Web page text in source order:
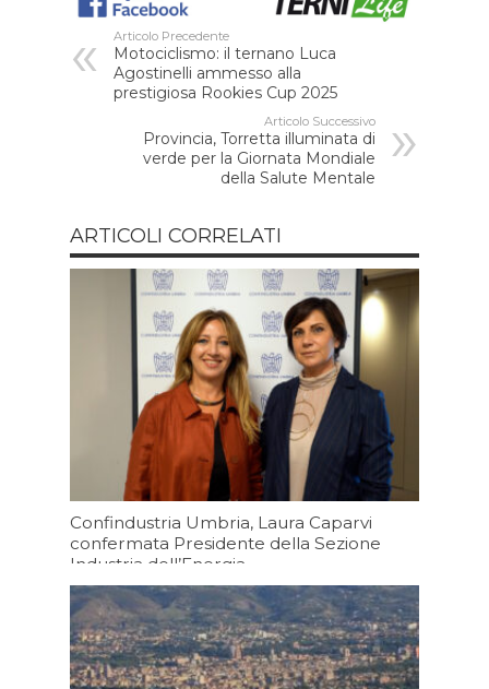
Articolo Precedente
Motociclismo: il ternano Luca
Agostinelli ammesso alla
prestigiosa Rookies Cup 2025
Articolo Successivo
Provincia, Torretta illuminata di
verde per la Giornata Mondiale
della Salute Mentale
ARTICOLI CORRELATI
Confindustria Umbria, Laura Caparvi
confermata Presidente della Sezione
Industria dell’Energia
Oggi 13:10